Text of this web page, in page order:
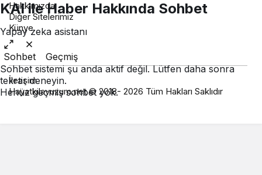
Hakkımızda
Diğer Sitelerimiz
Künye
İletişim
Hayatkilavuzum.net © 2018- 2026 Tüm Hakları Saklıdır
KAI ile Haber Hakkında Sohbet
Yapay zeka asistanı
Sohbet
Geçmiş
Sohbet sistemi şu anda aktif değil. Lütfen daha sonra
tekrar deneyin.
Henüz geçmiş sohbet yok.